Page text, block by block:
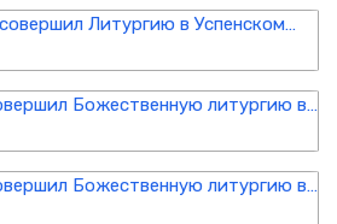
Литургию в Успенском…
Божественную литургию в…
Божественную литургию в…